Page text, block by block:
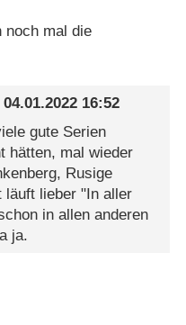
noch mal die
04.01.2022 16:52
gute Serien
hätten, mal wieder
Rusige
läuft lieber "In aller
in allen anderen
ja.